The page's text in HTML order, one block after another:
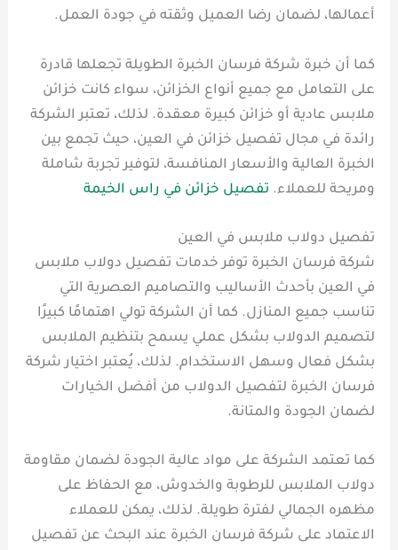
أعمالها، لضمان رضا العميل وثقته في جودة العمل.
كما أن خبرة شركة فرسان الخبرة الطويلة تجعلها قادرة
على التعامل مع جميع أنواع الخزائن، سواء كانت خزائن
ملابس عادية أو خزائن كبيرة معقدة. لذلك، تعتبر الشركة
رائدة في مجال تفصيل خزائن في العين، حيث تجمع بين
الخبرة العالية والأسعار المنافسة، لتوفير تجربة شاملة
ومريحة للعملاء. تفصيل خزائن في راس الخيمة
تفصيل دولاب ملابس في العين
شركة فرسان الخبرة توفر خدمات تفصيل دولاب ملابس
في العين بأحدث الأساليب والتصاميم العصرية التي
تناسب جميع المنازل. كما أن الشركة تولي اهتمامًا كبيرًا
لتصميم الدولاب بشكل عملي يسمح بتنظيم الملابس
بشكل فعال وسهل الاستخدام. لذلك، يُعتبر اختيار شركة
فرسان الخبرة لتفصيل الدولاب من أفضل الخيارات
لضمان الجودة والمتانة.
كما تعتمد الشركة على مواد عالية الجودة لضمان مقاومة
دولاب الملابس للرطوبة والخدوش، مع الحفاظ على
مظهره الجمالي لفترة طويلة. لذلك، يمكن للعملاء
الاعتماد على شركة فرسان الخبرة عند البحث عن تفصيل